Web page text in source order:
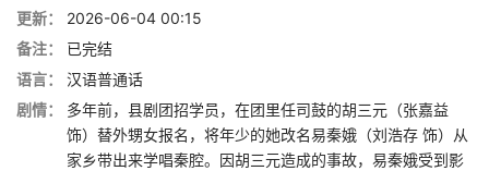
更新：
2026-06-04 00:15
备注：
已完结
语言：
汉语普通话
剧情：
多年前，县剧团招学员，在团里任司鼓的胡三元（张嘉益
饰）替外甥女报名，将年少的她改名易秦娥（刘浩存 饰）从
家乡带出来学唱秦腔。因胡三元造成的事故，易秦娥受到影